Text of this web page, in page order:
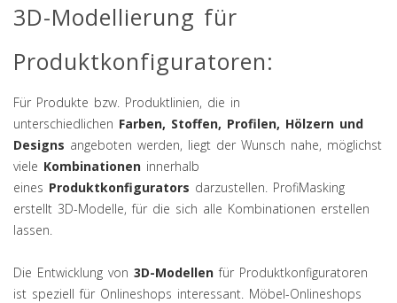
3D-Modellierung für
Produktkonfiguratoren:
Für Produkte bzw. Produktlinien, die in
unterschiedlichen Farben, Stoffen, Profilen, Hölzern und
Designs angeboten werden, liegt der Wunsch nahe, möglichst
viele Kombinationen innerhalb
eines Produktkonfigurators darzustellen. ProfiMasking
erstellt 3D-Modelle, für die sich alle Kombinationen erstellen
lassen.
Die Entwicklung von 3D-Modellen für Produktkonfiguratoren
ist speziell für Onlineshops interessant. Möbel-Onlineshops